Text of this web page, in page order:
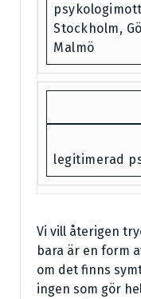
Stockholm,
Malmö
legitimerad
Vi vill återigen
bara är en form
om det finns
ingen som gör